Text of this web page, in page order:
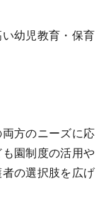
幼児教育・保育
方のニーズに応
園制度の活用や
の選択肢を広げ